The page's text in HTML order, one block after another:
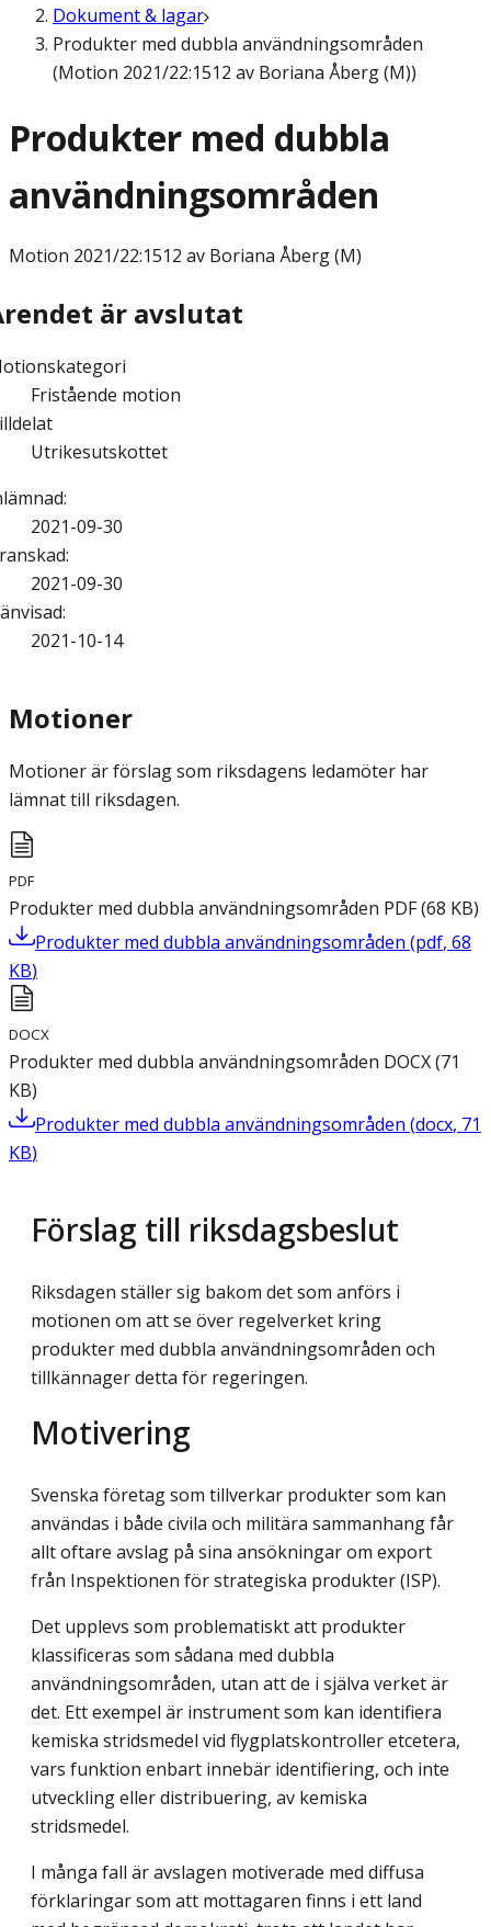
Dokument & lagar
Produkter med dubbla användningsområden
(Motion 2021/22:1512 av Boriana Åberg (M))
Produkter med dubbla
användningsområden
Motion 2021/22:1512 av Boriana Åberg (M)
är avslutat
Fristående motion
Utrikesutskottet
:
2021-09-30
:
2021-09-30
:
2021-10-14
Motioner
Motioner är förslag som riksdagens ledamöter har
lämnat till riksdagen.
PDF
Produkter med dubbla användningsområden PDF(68 KB)
Produkter med dubbla användningsområden (pdf, 68
KB)
DOCX
Produkter med dubbla användningsområden DOCX(71
KB)
Produkter med dubbla användningsområden (docx, 71
KB)
Förslag till riksdagsbeslut
Riksdagen ställer sig bakom det som anförs i
motionen om att se över regelverket kring
produkter med dubbla användningsområden och
tillkännager detta för regeringen.
Motivering
Svenska företag som tillverkar produkter som kan
användas i både civila och militära sammanhang får
allt oftare avslag på sina ansökningar om export
från Inspektionen för strategiska produkter (ISP).
Det upplevs som problematiskt att produkter
klassificeras som sådana med dubbla
användningsområden, utan att de i själva verket är
det. Ett exempel är instrument som kan identifiera
kemiska stridsmedel vid flygplatskontroller etcetera,
vars funktion enbart innebär identifiering, och inte
utveckling eller distribuering, av kemiska
stridsmedel.
I många fall är avslagen motiverade med diffusa
förklaringar som att mottagaren finns i ett land